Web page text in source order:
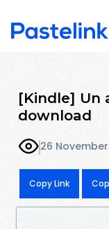
[Kindle] Un
download
26
Copy Link